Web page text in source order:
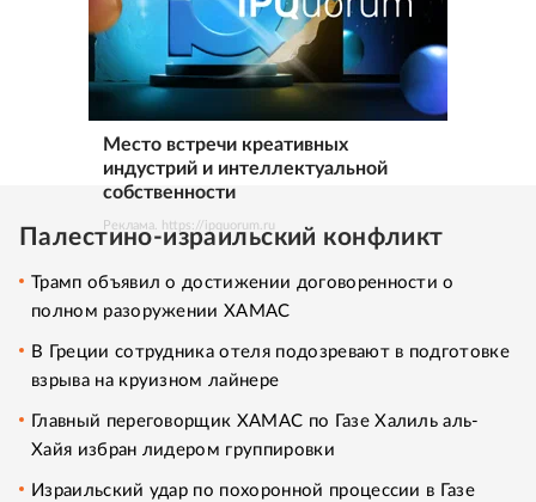
Место встречи креативных
индустрий и интеллектуальной
собственности
Реклама. https://ipquorum.ru
Палестино-израильский конфликт
Трамп объявил о достижении договоренности о
полном разоружении ХАМАС
В Греции сотрудника отеля подозревают в подготовке
взрыва на круизном лайнере
Главный переговорщик ХАМАС по Газе Халиль аль-
Хайя избран лидером группировки
Израильский удар по похоронной процессии в Газе